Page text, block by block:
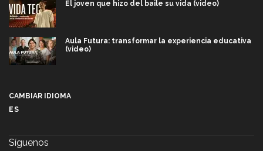
El joven que hizo del baile su vida (video)
Aula Futura: transformar la experiencia educativa
(video)
CAMBIAR IDIOMA
ES
Síguenos